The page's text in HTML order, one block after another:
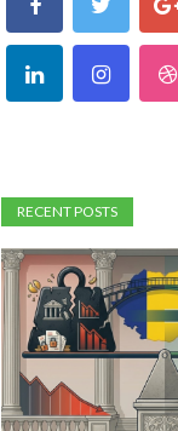
RECENT POSTS